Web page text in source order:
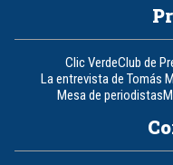
Clic VerdeClub de
La entrevista de Tomás
Mesa de periodistas